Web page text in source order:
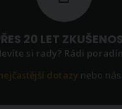
20 LET
si rady? Rádi
dotazy nebo nás